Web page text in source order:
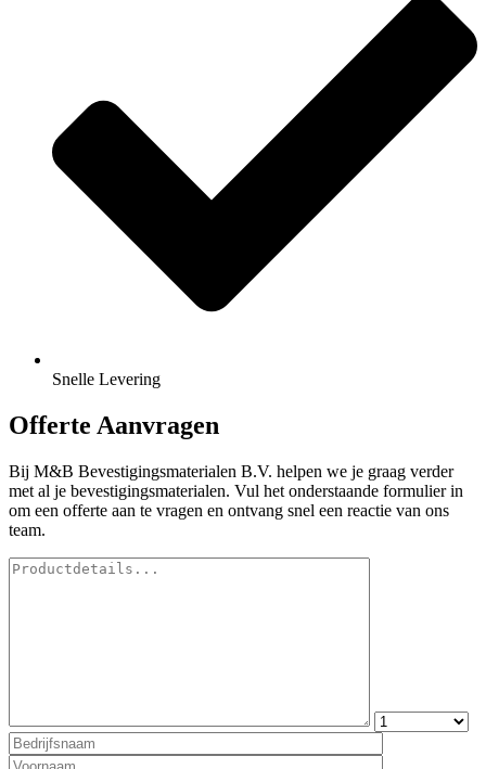
Snelle Levering
Offerte Aanvragen
Bij M&B Bevestigingsmaterialen B.V. helpen we je graag verder
met al je bevestigingsmaterialen. Vul het onderstaande formulier in
om een offerte aan te vragen en ontvang snel een reactie van ons
team.